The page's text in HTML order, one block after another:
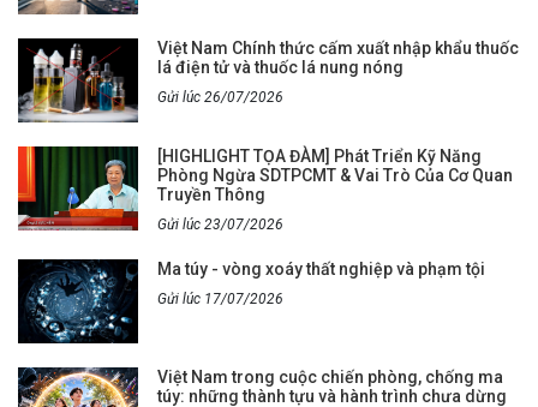
Việt Nam Chính thức cấm xuất nhập khẩu thuốc
lá điện tử và thuốc lá nung nóng
Gửi lúc 26/07/2026
[HIGHLIGHT TỌA ĐÀM] Phát Triển Kỹ Năng
Phòng Ngừa SDTPCMT & Vai Trò Của Cơ Quan
Truyền Thông
Gửi lúc 23/07/2026
Ma túy - vòng xoáy thất nghiệp và phạm tội
Gửi lúc 17/07/2026
Việt Nam trong cuộc chiến phòng, chống ma
túy: những thành tựu và hành trình chưa dừng